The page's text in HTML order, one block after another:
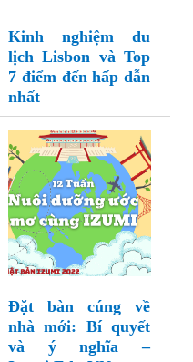
Kinh nghiệm du
lịch Lisbon và Top
7 điểm đến hấp dẫn
nhất
Đặt bàn cúng về
nhà mới: Bí quyết
và ý nghĩa –